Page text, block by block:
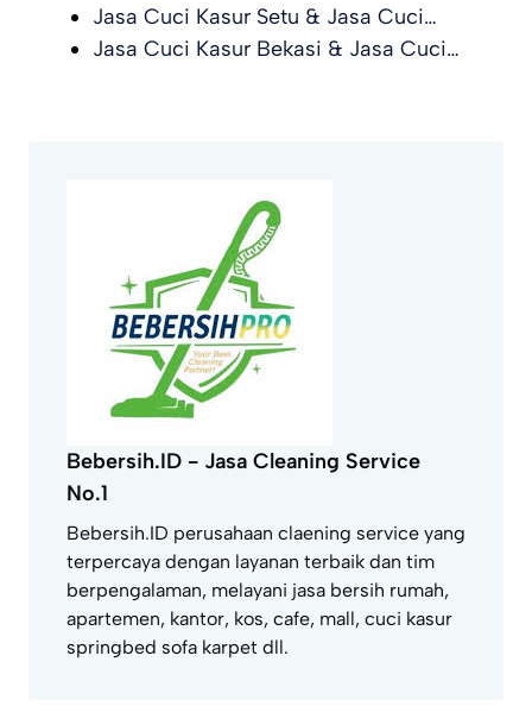
Jasa Cuci Kasur Setu & Jasa Cuci…
Jasa Cuci Kasur Bekasi & Jasa Cuci…
Bebersih.ID - Jasa Cleaning Service
No.1
Bebersih.ID perusahaan claening service yang
terpercaya dengan layanan terbaik dan tim
berpengalaman, melayani jasa bersih rumah,
apartemen, kantor, kos, cafe, mall, cuci kasur
springbed sofa karpet dll.